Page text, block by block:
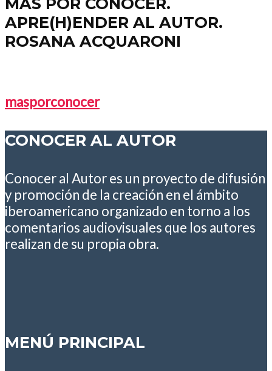
APRE(H)ENDER AL AUTOR.
ROSANA ACQUARONI
masporconocer
CONOCER AL AUTOR
Conocer al Autor es un proyecto de difusión
y promoción de la creación en el ámbito
iberoamericano organizado en torno a los
comentarios audiovisuales que los autores
realizan de su propia obra.
MENÚ PRINCIPAL